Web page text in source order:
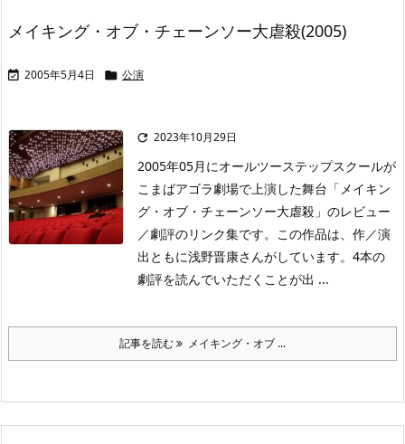
メイキング・オブ・チェーンソー大虐殺(2005)
 2005年5月4日  公演
 2023年10月29日
2005年05月にオールツーステップスクールが
こまばアゴラ劇場で上演した舞台「メイキン
グ・オブ・チェーンソー大虐殺」のレビュー
／劇評のリンク集です。この作品は、作／演
出ともに浅野晋康さんがしています。4本の
劇評を読んでいただくことが出 ...
記事を読む メイキング・オブ ...